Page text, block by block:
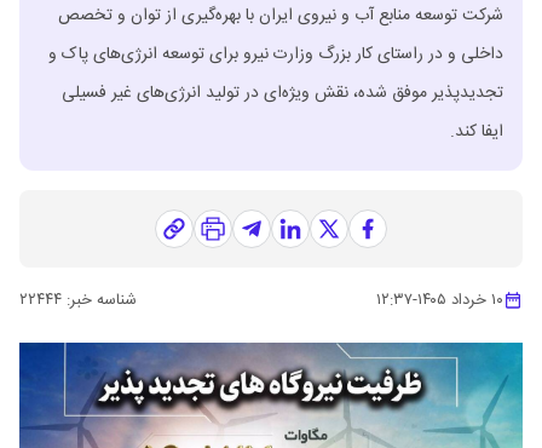
شرکت توسعه منابع آب و نیروی ایران با بهره‌گیری از توان و تخصص
داخلی و در راستای کار بزرگ وزارت نیرو برای توسعه انرژی‌های پاک و
تجدیدپذیر موفق شده، نقش ویژه‌ای در تولید انرژی‌های غیر فسیلی
ایفا کند.
۱۰ خرداد ۱۴۰۵ -۱۲:۳۷ شناسه خبر: ۲۲۴۴۴